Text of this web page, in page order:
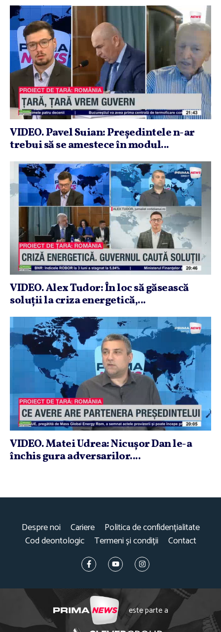
VIDEO. Pavel Suian: Preşedintele n-ar
trebui să se amestece în modul...
VIDEO. Alex Tudor: În loc să găsească
soluţii la criza energetică,...
VIDEO. Matei Udrea: Nicuşor Dan le-a
închis gura adversarilor....
Despre noi Cariere
Politica de confidențialitate
Cod deontologic
Termeni și condiții Contact
este parte a